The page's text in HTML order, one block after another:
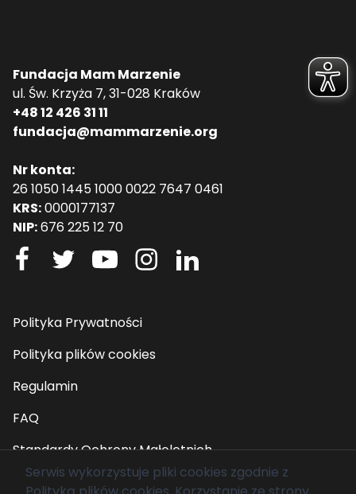
Fundacja Mam Marzenie
ul. Św. Krzyża 7, 31-028 Kraków
+48 12 426 31 11
fundacja@mammarzenie.org
Nr konta:
26 1050 1445 1000 0022 7647 0461
KRS:0000177137
NIP:676 225 12 70
Polityka Prywatności
Polityka plików cookies
Regulamin
FAQ
Standardy Ochrony Małoletnich
Serwis wykorzystuje pliki cookies zgodnie z